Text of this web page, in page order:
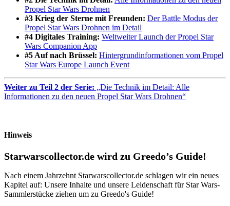
Propel Star Wars Drohnen
#3 Krieg der Sterne mit Freunden: Der Battle Modus der
Propel Star Wars Drohnen im Detail
#4 Digitales Training: Weltweiter Launch der Propel Star
Wars Companion App
#5 Auf nach Brüssel: Hintergrundinformationen vom Propel
Star Wars Europe Launch Event
Weiter zu Teil 2 der Serie: „Die Technik im Detail: Alle
Informationen zu den neuen Propel Star Wars Drohnen“
Hinweis
Starwarscollector.de wird zu Greedo’s Guide!
Nach einem Jahrzehnt Starwarscollector.de schlagen wir ein neues
Kapitel auf: Unsere Inhalte und unsere Leidenschaft für Star Wars-
Sammlerstücke ziehen um zu Greedo's Guide!